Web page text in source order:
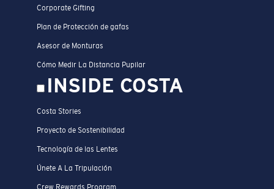
Corporate Gifting
Plan de Protección de gafas
Asesor de Monturas
Cómo Medir La Distancia Pupilar
INSIDE COSTA
Costa Stories
Proyecto de Sostenibilidad
Tecnología de las Lentes
Únete A La Tripulación
Crew Rewards Program